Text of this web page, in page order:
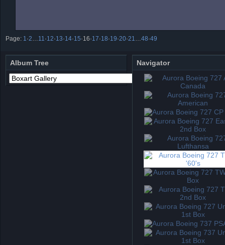
Page: 1 ·2 11 ·12·13·14·15·16·17·18·19·20·21 48·49
Album Tree Navigator